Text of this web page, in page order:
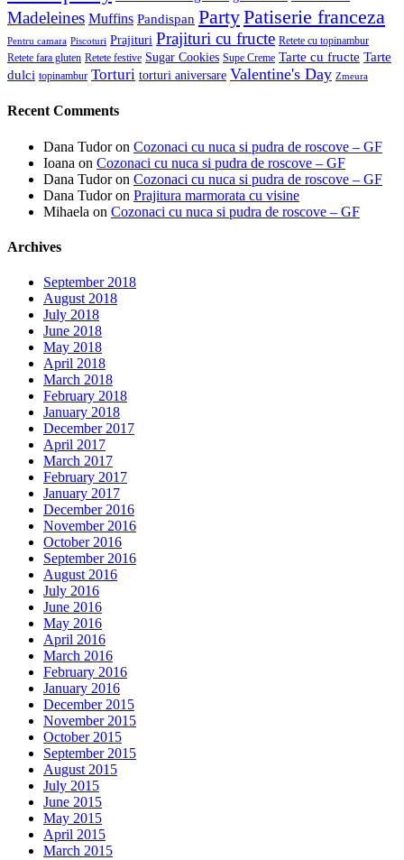
Madeleines Muffins Pandispan PartyPatiserie franceza
Pentru camara Piscoturi Prajituri Prajituri cu fructe Retete cu topinambur
Retete fara gluten Retete festive Sugar Cookies Supe Creme Tarte cu fructe Tarte
dulci topinambur Torturi torturi aniversare Valentine's Day Zmeura
Recent Comments
Dana Tudoron Cozonaci cu nuca si pudra de roscove – GF
Ioana on Cozonaci cu nuca si pudra de roscove – GF
Dana Tudoron Cozonaci cu nuca si pudra de roscove – GF
Dana Tudoron Prajitura marmorata cu visine
Mihaela on Cozonaci cu nuca si pudra de roscove – GF
Archives
September 2018
August 2018
July 2018
June 2018
May 2018
April 2018
March 2018
February 2018
January 2018
December 2017
April 2017
March 2017
February 2017
January 2017
December 2016
November 2016
October 2016
September 2016
August 2016
July 2016
June 2016
May 2016
April 2016
March 2016
February 2016
January 2016
December 2015
November 2015
October 2015
September 2015
August 2015
July 2015
June 2015
May 2015
April 2015
March 2015